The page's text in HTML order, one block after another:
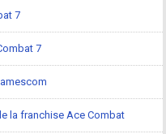
7
7
la franchise Ace Combat